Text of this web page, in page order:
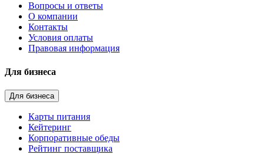
Вопросы и ответы
О компании
Контакты
Условия оплаты
Правовая информация
Для бизнеса
Для бизнеса
Карты питания
Кейтеринг
Корпоративные обеды
Рейтинг поставщика